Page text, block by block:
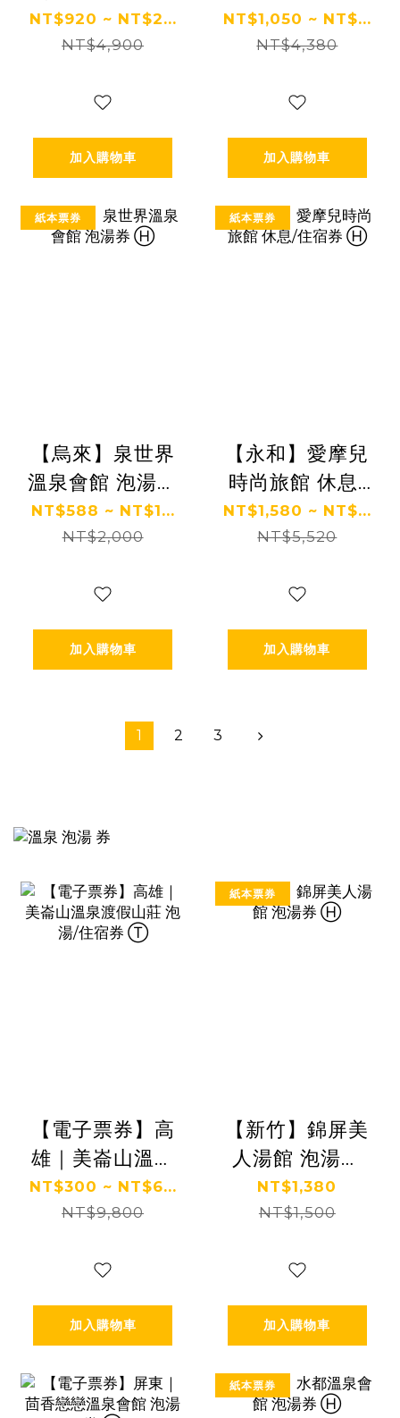
宿券 Ⓗ
NT$920 ~ NT$2...
NT$4,900
加入購物車
宿券 Ⓗ
NT$1,050 ~ NT$...
NT$4,380
加入購物車
紙本票券
【烏來】泉世界
溫泉會館 泡湯券
Ⓗ
NT$588 ~ NT$1...
NT$2,000
加入購物車
紙本票券
【永和】愛摩兒
時尚旅館 休息/
住宿券 Ⓗ
NT$1,580 ~ NT$...
NT$5,520
加入購物車
1 2 3
【電子票券】高
雄｜美崙山溫泉
渡假山莊 泡湯/
住宿券 Ⓣ
NT$300 ~ NT$6...
NT$9,800
加入購物車
紙本票券
【新竹】錦屏美
人湯館 泡湯券
Ⓗ
NT$1,380
NT$1,500
加入購物車
紙本票券